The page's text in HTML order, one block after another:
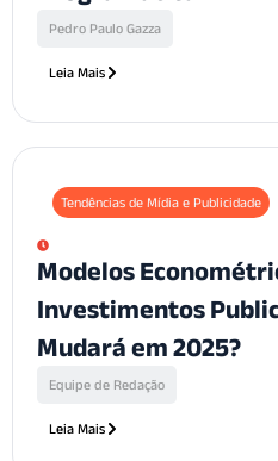
Pedro Paulo Gazza
Leia Mais
Tendências de Mídia e Publicidade
Modelos
Investimentos
Mudará em 2025?
Equipe de Redação
Leia Mais